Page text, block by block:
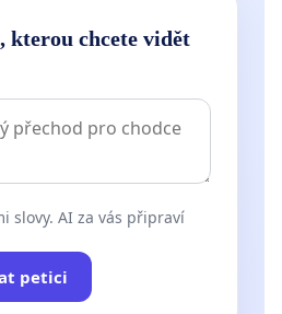
kterou chcete vidět
slovy. AI za vás připraví
petici